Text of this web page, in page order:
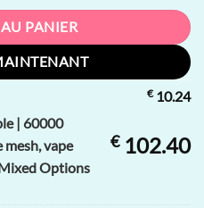
PANIER
€10.24
| 60000
mesh, vape
Options
€102.40